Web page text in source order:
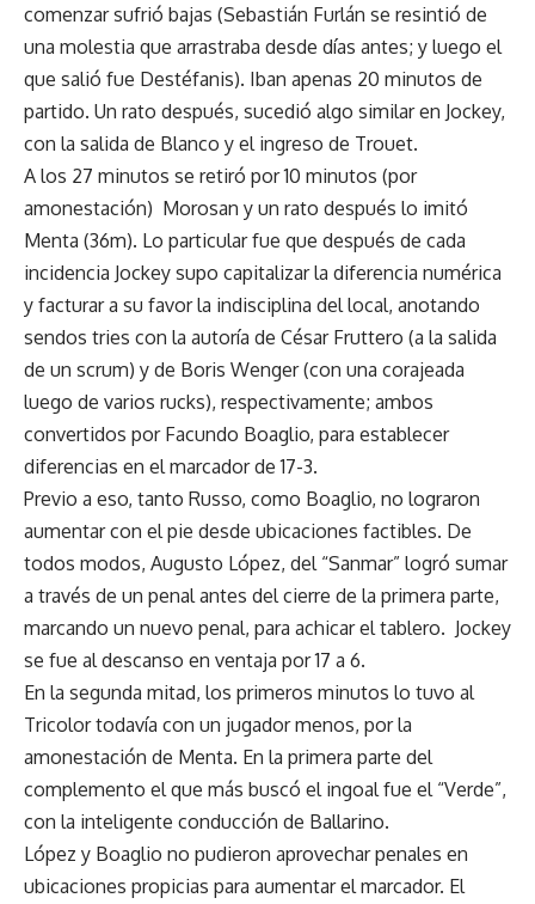
comenzar sufrió bajas (Sebastián Furlán se resintió de
una molestia que arrastraba desde días antes; y luego el
que salió fue Destéfanis). Iban apenas 20 minutos de
partido. Un rato después, sucedió algo similar en Jockey,
con la salida de Blanco y el ingreso de Trouet.
A los 27 minutos se retiró por 10 minutos (por
amonestación) Morosan y un rato después lo imitó
Menta (36m). Lo particular fue que después de cada
incidencia Jockey supo capitalizar la diferencia numérica
y facturar a su favor la indisciplina del local, anotando
sendos tries con la autoría de César Fruttero (a la salida
de un scrum) y de Boris Wenger (con una corajeada
luego de varios rucks), respectivamente; ambos
convertidos por Facundo Boaglio, para establecer
diferencias en el marcador de 17-3.
Previo a eso, tanto Russo, como Boaglio, no lograron
aumentar con el pie desde ubicaciones factibles. De
todos modos, Augusto López, del “Sanmar” logró sumar
a través de un penal antes del cierre de la primera parte,
marcando un nuevo penal, para achicar el tablero. Jockey
se fue al descanso en ventaja por 17 a 6.
En la segunda mitad, los primeros minutos lo tuvo al
Tricolor todavía con un jugador menos, por la
amonestación de Menta. En la primera parte del
complemento el que más buscó el ingoal fue el “Verde”,
con la inteligente conducción de Ballarino.
López y Boaglio no pudieron aprovechar penales en
ubicaciones propicias para aumentar el marcador. El